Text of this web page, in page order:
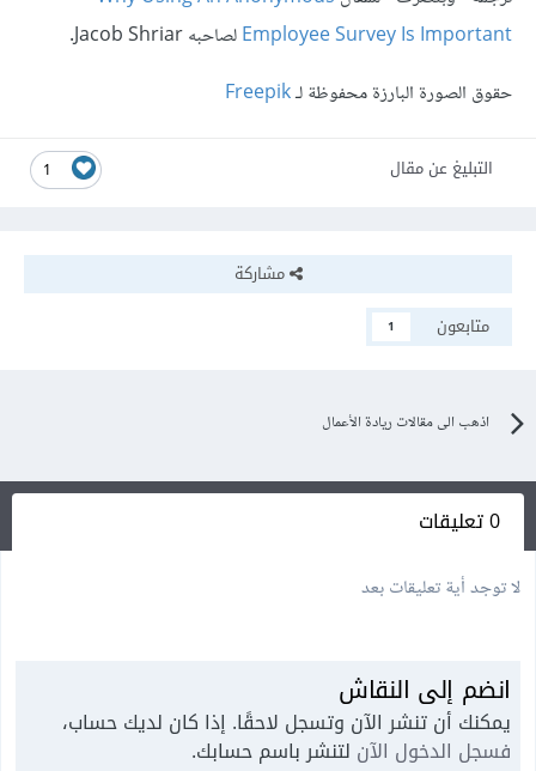
Employee Survey Is Importantلصاحبه Jacob Shriar.
حقوق الصورة البارزة محفوظة لـFreepik
1 التبليغ عن مقال
مشاركة
متابعون
1
اذهب الى مقالات ريادة الأعمال
0 تعليقات
لا توجد أية تعليقات بعد
انضم إلى النقاش
يمكنك أن تنشر الآن وتسجل لاحقًا. إذا كان لديك حساب،
فسجل الدخول الآن لتنشر باسم حسابك.